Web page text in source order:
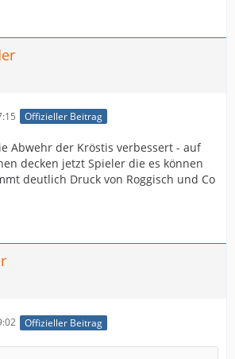
Offizieller Beitrag
Abwehr der Kröstis verbessert - auf
decken jetzt Spieler die es können
deutlich Druck von Roggisch und Co
Offizieller Beitrag